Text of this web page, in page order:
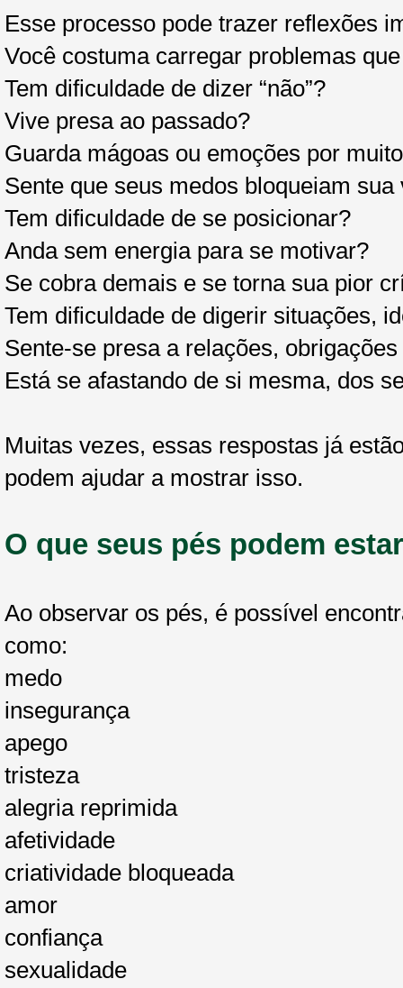
Esse processo pode trazer reflexões
Você costuma carregar problemas
Tem dificuldade de dizer “não”?
Vive presa ao passado?
Guarda mágoas ou emoções por
Sente que seus medos bloqueiam sua
Tem dificuldade de se posicionar?
Anda sem energia para se motivar?
Se cobra demais e se torna sua pior
Tem dificuldade de digerir situações,
Sente-se presa a relações,
Está se afastando de si mesma, dos
Muitas vezes, essas respostas já
podem ajudar a mostrar isso.
O que seus pés podem
Ao observar os pés, é possível
como:
medo
insegurança
apego
tristeza
alegria reprimida
afetividade
criatividade bloqueada
amor
confiança
sexualidade